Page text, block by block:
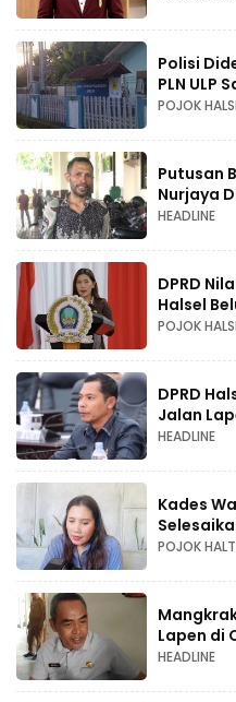
Polisi
PLN ULP
POJOK
Putusan
Nurjaya
HEADLINE
DPRD
Halsel
POJOK
DPRD
Jalan
HEADLINE
Kades
POJOK
Lapen di
HEADLINE